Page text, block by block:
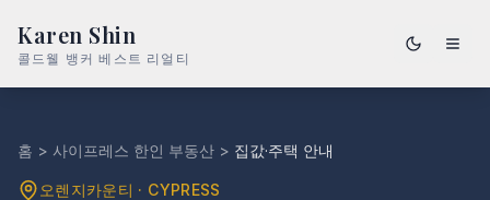
Karen Shin
콜드웰 뱅커 베스트 리얼티
홈 > 사이프레스 한인 부동산 > 집값·주택 안내
오렌지카운티 · CYPRESS